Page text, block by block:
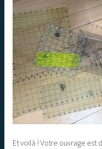
Et voilà ! Votre ouvrage est